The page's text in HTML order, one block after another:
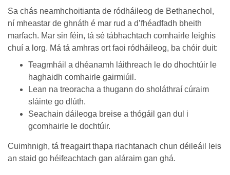
Sa chás neamhchoitianta de ródháileog de Bethanechol,
ní mheastar de ghnáth é mar rud a d’fhéadfadh bheith
marfach. Mar sin féin, tá sé tábhachtach comhairle leighis
chuí a lorg. Má tá amhras ort faoi ródháileog, ba chóir duit:
Teagmháil a dhéanamh láithreach le do dhochtúir le
haghaidh comhairle gairmiúil.
Lean na treoracha a thugann do sholáthraí cúraim
sláinte go dlúth.
Seachain dáileoga breise a thógáil gan dul i
gcomhairle le dochtúir.
Cuimhnigh, tá freagairt thapa riachtanach chun déileáil leis
an staid go héifeachtach gan aláraim gan ghá.